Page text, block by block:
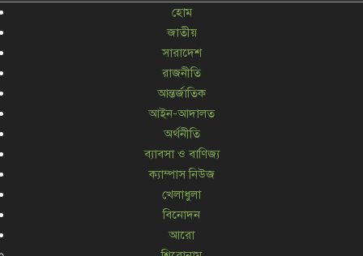
হোম
জাতীয়
সারাদেশ
রাজনীতি
আন্তর্জাতিক
আইন-আদালত
অর্থনীতি
ব্যাবসা ও বাণিজ্য
ক্যাম্পাস নিউজ
খেলাধুলা
বিনোদন
আরো